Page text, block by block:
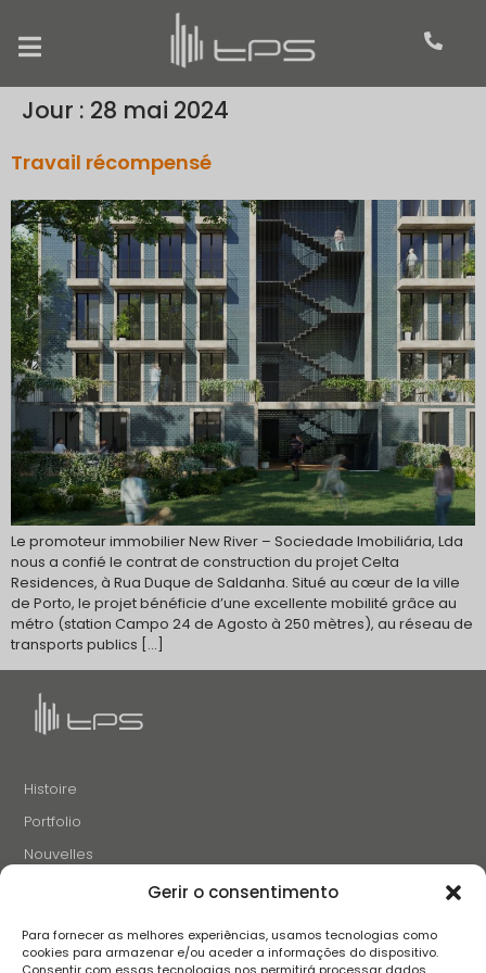
Gerir o consentimento
Para fornecer as melhores experiências, usamos tecnologias como
cookies para armazenar e/ou aceder a informações do dispositivo.
Jour : 28 mai 2024
Travail récompensé
Le promoteur immobilier New River – Sociedade Imobiliária, Lda
nous a confié le contrat de construction du projet Celta
Residences, à Rua Duque de Saldanha. Situé au cœur de la ville
de Porto, le projet bénéficie d’une excellente mobilité grâce au
métro (station Campo 24 de Agosto à 250 mètres), au réseau de
transports publics […]
Histoire
Portfolio
Nouvelles
Projets et Initiatives
Contacts